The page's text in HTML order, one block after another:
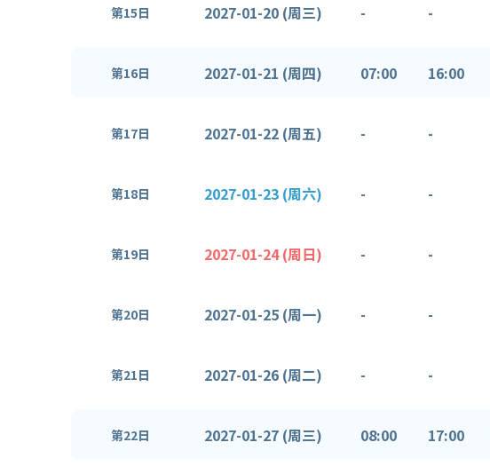
第15日 2027-01-20 (周三) - -
第16日 2027-01-21 (周四) 07:00 16:00
第17日 2027-01-22 (周五) - -
第18日 2027-01-23 (周六) - -
第19日 2027-01-24 (周日) - -
第20日 2027-01-25 (周一) - -
第21日 2027-01-26 (周二) - -
第22日 2027-01-27 (周三) 08:00 17:00